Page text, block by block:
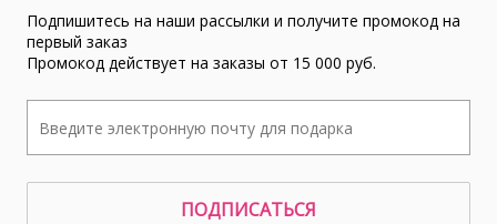
Подпишитесь на наши рассылки и получите промокод на
первый заказ
Промокод действует на заказы от 15 000 руб.
ПОДПИСАТЬСЯ